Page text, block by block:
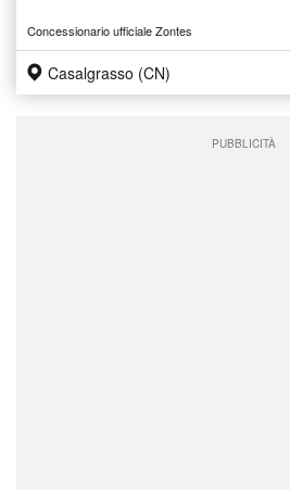
Concessionario ufficiale Zontes
Casalgrasso (CN)
PUBBLICITÀ